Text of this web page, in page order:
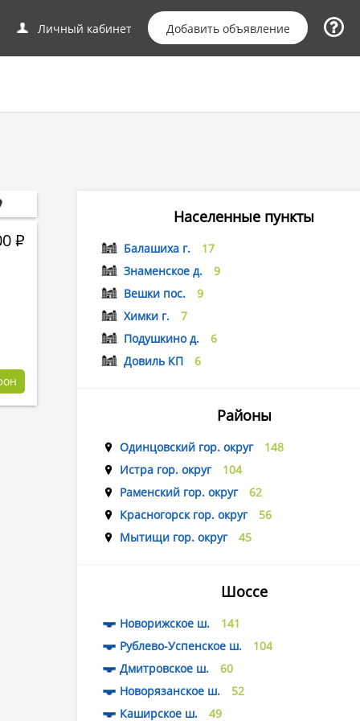
Личный кабинет Добавить объявление
Р
Населенные пункты
Балашиха г.
17
Знаменское д.
9
Вешки пос.
9
Химки г.
7
Подушкино д.
6
Довиль КП
6
Районы
Одинцовский гор. округ
148
Истра гор. округ
104
Раменский гор. округ
62
Красногорск гор. округ
56
Мытищи гор. округ
45
Шоссе
Новорижское ш.
141
Рублево-Успенское ш.
104
Дмитровское ш.
60
Новорязанское ш.
52
Каширское ш.
49